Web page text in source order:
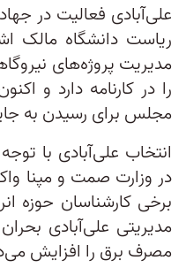
علی‌آبادی فعالیت در
ریاست دانشگاه مالک
مدیریت پروژه‌های
را در کارنامه دارد و
مجلس برای رسیدن به
انتخاب علی‌آبادی با
در وزارت صمت و مپنا
برخی کارشناسان حوزه
مدیریتی علی‌آبادی
مصرف برق را افزایش